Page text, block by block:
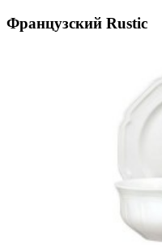
Французский Rustic